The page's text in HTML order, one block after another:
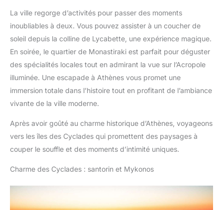
La ville regorge d’activités pour passer des moments
inoubliables à deux. Vous pouvez assister à un coucher de
soleil depuis la colline de Lycabette, une expérience magique.
En soirée, le quartier de Monastiraki est parfait pour déguster
des spécialités locales tout en admirant la vue sur l’Acropole
illuminée. Une escapade à Athènes vous promet une
immersion totale dans l’histoire tout en profitant de l’ambiance
vivante de la ville moderne.
Après avoir goûté au charme historique d’Athènes, voyageons
vers les îles des Cyclades qui promettent des paysages à
couper le souffle et des moments d’intimité uniques.
Charme des Cyclades : santorin et Mykonos